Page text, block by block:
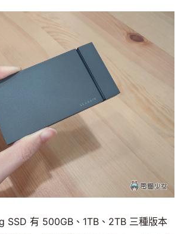
SSD 有 500GB、1TB、2TB 三種版本